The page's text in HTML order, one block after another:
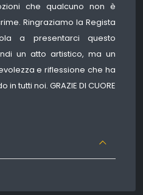
che qualcuno non è
Ringraziamo la Regista
a presentarci questo
un atto artistico, ma un
e riflessione che ha
tutti noi. GRAZIE DI CUORE